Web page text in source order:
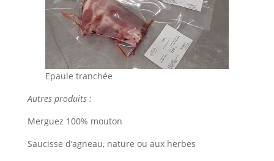
Epaule tranchée
Autres produits :
Merguez 100% mouton
Saucisse d’agneau, nature ou aux herbes